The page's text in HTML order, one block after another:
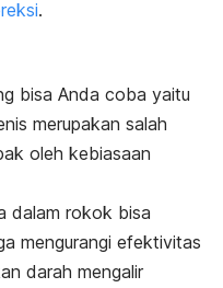
.
bisa Anda coba yaitu
merupakan salah
oleh kebiasaan
dalam rokok bisa
mengurangi efektivitas
darah mengalir